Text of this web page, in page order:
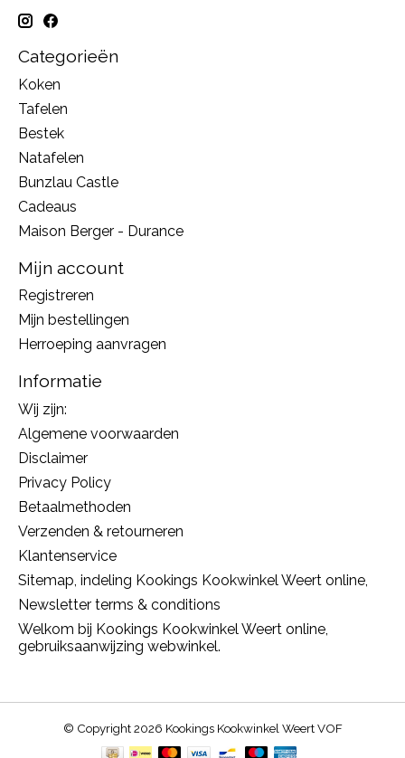
Categorieën
Koken
Tafelen
Bestek
Natafelen
Bunzlau Castle
Cadeaus
Maison Berger - Durance
Mijn account
Registreren
Mijn bestellingen
Herroeping aanvragen
Informatie
Wij zijn:
Algemene voorwaarden
Disclaimer
Privacy Policy
Betaalmethoden
Verzenden & retourneren
Klantenservice
Sitemap, indeling Kookings Kookwinkel Weert online,
Newsletter terms & conditions
Welkom bij Kookings Kookwinkel Weert online,
gebruiksaanwijzing webwinkel.
© Copyright 2026 Kookings Kookwinkel Weert VOF